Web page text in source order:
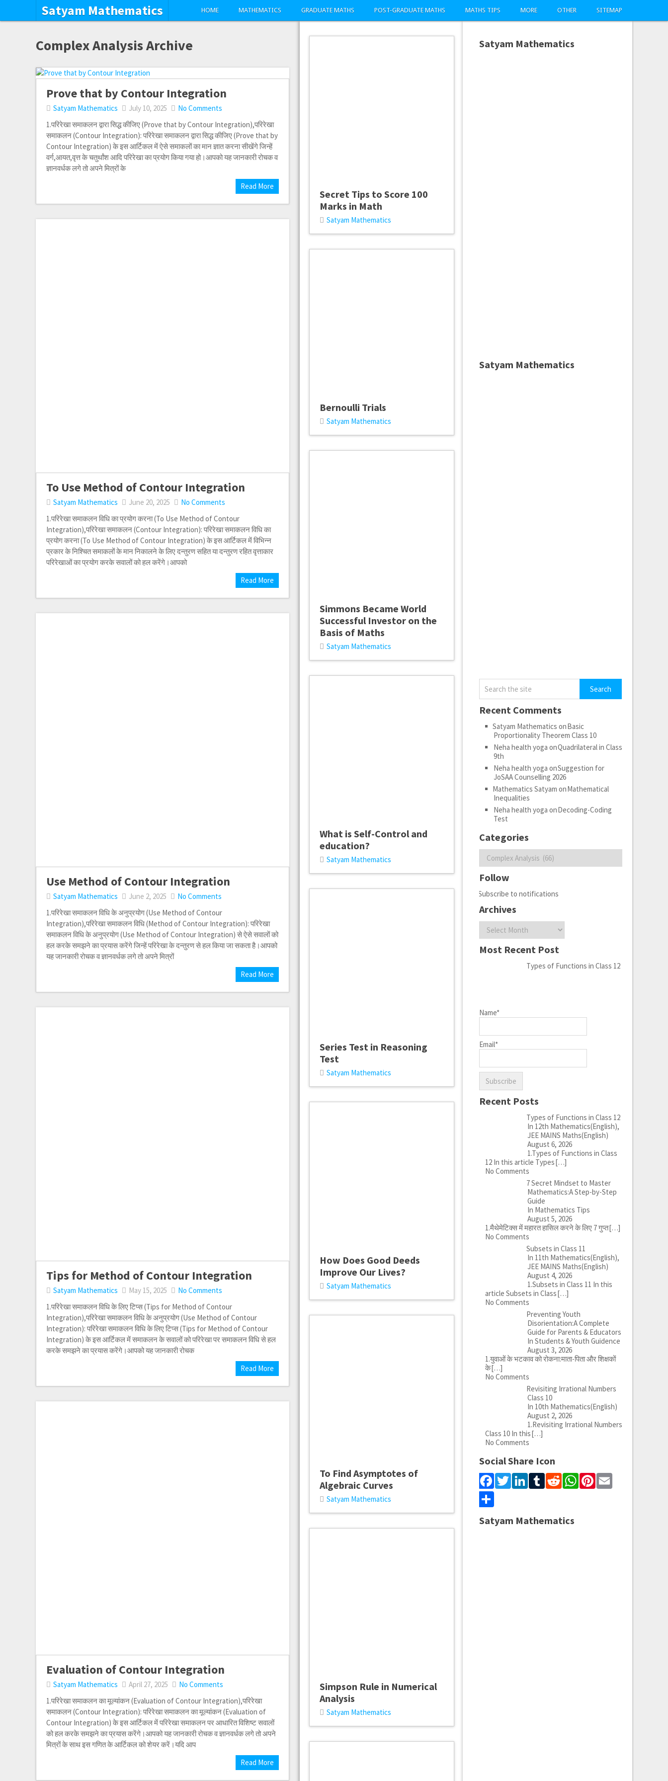
Satyam Mathematics HOME MATHEMATICS GRADUATE MATHS POST-GRADUATE MATHS MATHS TIPS MORE OTHER SITEMAP
Complex Analysis Archive
Prove that by Contour Integration
Satyam Mathematics July 10, 2025
No Comments
1.परिरेखा समाकलन द्वारा सिद्ध कीजिए (Prove that by Contour Integration),परिरेखा
समाकलन (Contour Integration): परिरेखा समाकलन द्वारा सिद्ध कीजिए (Prove that by
Contour Integration) के इस आर्टिकल में ऐसे समाकलों का मान ज्ञात करना सीखेंगे जिन्हें
वर्ग,आयत,वृत्त के चतुर्थांश आदि परिरेखा का प्रयोग किया गया हो।आपको यह जानकारी रोचक व
ज्ञानवर्धक लगे तो अपने मित्रों के
Read More
To Use Method of Contour Integration
Satyam Mathematics June 20, 2025
No Comments
1.परिरेखा समाकलन विधि का प्रयोग करना (To Use Method of Contour
Integration),परिरेखा समाकलन (Contour Integration): परिरेखा समाकलन विधि का
प्रयोग करना (To Use Method of Contour Integration) के इस आर्टिकल में विभिन्न
प्रकार के निश्चित समाकलों के मान निकालने के लिए दन्तुरण सहित या दन्तुरण रहित वृत्ताकार
परिरेखाओं का प्रयोग करके सवालों को हल करेंगे।आपको
Read More
Use Method of Contour Integration
Satyam Mathematics June 2, 2025
No Comments
1.परिरेखा समाकलन विधि के अनुप्रयोग (Use Method of Contour
Integration),परिरेखा समाकलन विधि (Method of Contour Integration): परिरेखा
समाकलन विधि के अनुप्रयोग (Use Method of Contour Integration) से ऐसे सवालों को
हल करके समझने का प्रयास करेंगे जिन्हें परिरेखा के दन्तुरण से हल किया जा सकता है।आपको
यह जानकारी रोचक व ज्ञानवर्धक लगे तो अपने मित्रों
Read More
Tips for Method of Contour Integration
Satyam Mathematics May 15, 2025
No Comments
1.परिरेखा समाकलन विधि के लिए टिप्स (Tips for Method of Contour
Integration),परिरेखा समाकलन विधि के अनुप्रयोग (Use Method of Contour
Integration): परिरेखा समाकलन विधि के लिए टिप्स (Tips for Method of Contour
Integration) के इस आर्टिकल में समाकलन के सवालों को परिरेखा पर समाकलन विधि से हल
करके समझने का प्रयास करेंगे।आपको यह जानकारी रोचक
Read More
Evaluation of Contour Integration
Satyam Mathematics April 27, 2025
No Comments
1.परिरेखा समाकलन का मूल्यांकन (Evaluation of Contour Integration),परिरेखा
समाकलन (Contour Integration): परिरेखा समाकलन का मूल्यांकन (Evaluation of
Contour Integration) के इस आर्टिकल में परिरेखा समाकलन पर आधारित विशिष्ट सवालों
को हल करके समझने का प्रयास करेंगे।आपको यह जानकारी रोचक व ज्ञानवर्धक लगे तो अपने
मित्रों के साथ इस गणित के आर्टिकल को शेयर करें।यदि आप
Read More
Secret Tips to Score 100
Marks in Math
Satyam Mathematics
Bernoulli Trials
Satyam Mathematics
Simmons Became World
Successful Investor on the
Basis of Maths
Satyam Mathematics
What is Self-Control and
education?
Satyam Mathematics
Series Test in Reasoning
Test
Satyam Mathematics
How Does Good Deeds
Improve Our Lives?
Satyam Mathematics
To Find Asymptotes of
Algebraic Curves
Satyam Mathematics
Simpson Rule in Numerical
Analysis
Satyam Mathematics
Satyam Mathematics
Satyam Mathematics
Recent Comments
Satyam Mathematics onBasic
Proportionality Theorem Class 10
Neha health yoga onQuadrilateral in Class
9th
Neha health yoga onSuggestion for
JoSAA Counselling 2026
Mathematics Satyam onMathematical
Inequalities
Neha health yoga onDecoding-Coding
Test
Categories
Categories
Follow
Subscribe to notifications
Archives
Archives
Most Recent Post
Types of Functions in Class 12
Name*
Email*
Recent Posts
Types of Functions in Class 12
In 12th Mathematics(English),
JEE MAINS Maths(English)
August 6, 2026
1.Types of Functions in Class
12 In this article Types[…]
No Comments
7 Secret Mindset to Master
Mathematics:A Step-by-Step
Guide
In Mathematics Tips
August 5, 2026
1.मैथेमेटिक्स में महारत हासिल करने के लिए 7 गुप्त[…]
No Comments
Subsets in Class 11
In 11th Mathematics(English),
JEE MAINS Maths(English)
August 4, 2026
1.Subsets in Class 11 In this
article Subsets in Class[…]
No Comments
Preventing Youth
Disorientation:A Complete
Guide for Parents & Educators
In Students & Youth Guidence
August 3, 2026
1.युवाओं के भटकाव को रोकना:माता-पिता और शिक्षकों
के[…]
No Comments
Revisiting Irrational Numbers
Class 10
In 10th Mathematics(English)
August 2, 2026
1.Revisiting Irrational Numbers
Class 10 In this[…]
No Comments
Social Share Icon
Facebook
Twitter
LinkedIn
Tumblr
Reddit
WhatsApp
Pinterest
Email
Share
Satyam Mathematics